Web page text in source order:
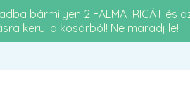
bármilyen 2 FALMATRICÁT és
kerül a kosárból! Ne maradj le!